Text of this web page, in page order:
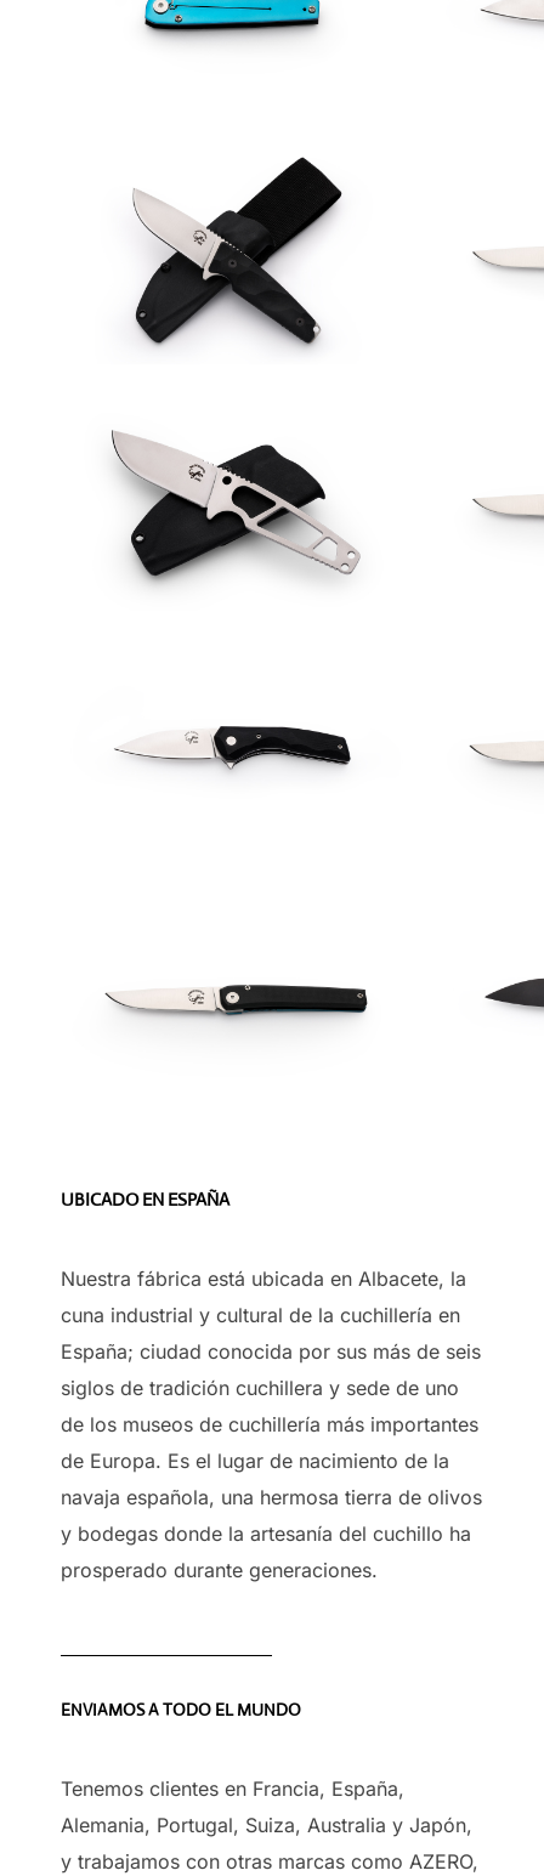
UBICADO EN ESPAÑA
Nuestra fábrica está ubicada en Albacete, la
cuna industrial y cultural de la cuchillería en
España; ciudad conocida por sus más de seis
siglos de tradición cuchillera y sede de uno
de los museos de cuchillería más importantes
de Europa. Es el lugar de nacimiento de la
navaja española, una hermosa tierra de olivos
y bodegas donde la artesanía del cuchillo ha
prosperado durante generaciones.
ENVIAMOS A TODO EL MUNDO
Tenemos clientes en Francia, España,
Alemania, Portugal, Suiza, Australia y Japón,
y trabajamos con otras marcas como AZERO,